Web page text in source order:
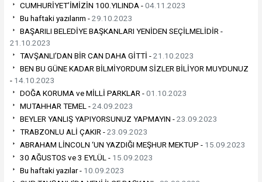
CUMHURİYET’İMİZİN 100.YILINDA -04.11.2023
Bu haftaki yazılarım -29.10.2023
BAŞARILI BELEDİYE BAŞKANLARI YENİDEN SEÇİLMELİDİR -
21.10.2023
TAVŞANLI’DAN BİR CAN DAHA GİTTİ -21.10.2023
BEN BU GÜNE KADAR BİLMİYORDUM SİZLER BİLİYOR MUYDUNUZ
- 14.10.2023
DOĞA KORUMA ve MİLLİ PARKLAR -01.10.2023
MUTAHHAR TEMEL -24.09.2023
BEYLER YANLIŞ YAPIYORSUNUZ YAPMAYIN -23.09.2023
TRABZONLU ALİ ÇAKIR -23.09.2023
ABRAHAM LİNCOLN ‘UN YAZDIĞI MEŞHUR MEKTUP - 15.09.2023
30 AĞUSTOS ve 3 EYLÜL - 15.09.2023
Bu haftaki yazılar - 10.09.2023